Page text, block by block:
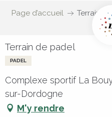
Page d’accueil Terrain
Terrain de padel
PADEL
Complexe sportif La
sur-Dordogne
M'y rendre